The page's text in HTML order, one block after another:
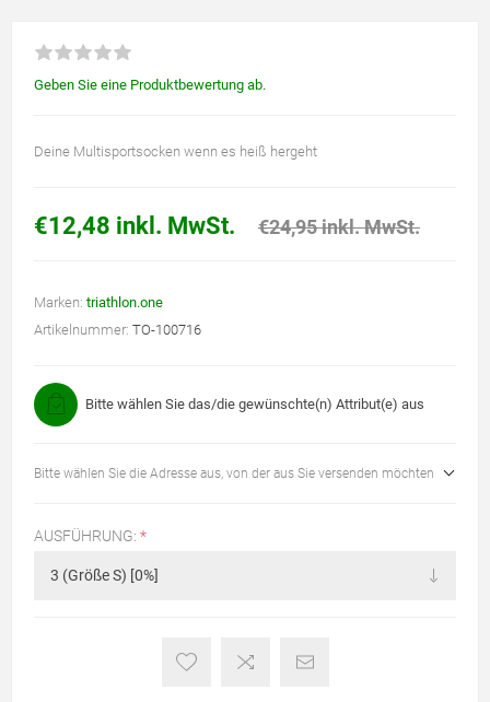
Geben Sie eine Produktbewertung ab.
Deine Multisportsocken wenn es heiß hergeht
€12,48 inkl. MwSt. €24,95 inkl. MwSt.
Marken: triathlon.one
Artikelnummer: TO-100716
Bitte wählen Sie das/die gewünschte(n) Attribut(e) aus
Bitte wählen Sie die Adresse aus, von der aus Sie versenden möchten
AUSFÜHRUNG: *